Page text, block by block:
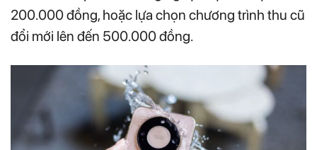
200.000 đồng, hoặc lựa chọn chương trình thu cũ
đổi mới lên đến 500.000 đồng.